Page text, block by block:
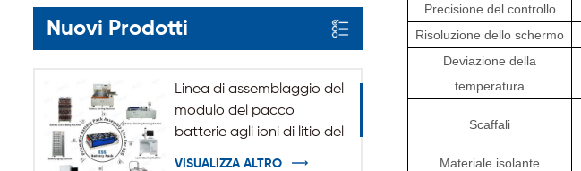
Nuovi Prodotti
Linea di assemblaggio del
modulo del pacco
batterie agli ioni di litio del
VISUALIZZA ALTRO
Precisione del controllo
Risoluzione dello schermo
Deviazione della
temperatura
Scaffali
Materiale isolante